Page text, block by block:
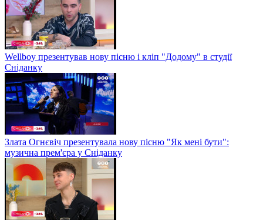
Wellboy презентував нову пісню і кліп "Додому" в студії
Сніданку
Злата Огнєвіч презентувала нову пісню "Як мені бути":
музична прем'єра у Сніданку